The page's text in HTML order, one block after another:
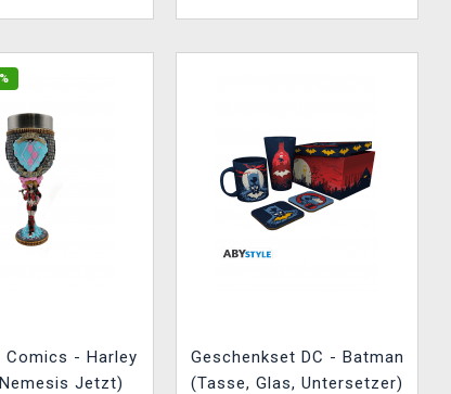
Comics - Harley
Jetzt)
Geschenkset DC - Batman
(Tasse, Glas, Untersetzer)